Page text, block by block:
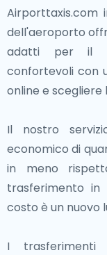
indimenticabile.
strade storiche
sul lungomare di
esperienze
Helsinki.
Airporttaxis.com
dell'aeroporto
adatti per il
confortevoli con
online e scegliere
Il nostro
economico di
in meno
trasferimento
costo è un nuovo
I